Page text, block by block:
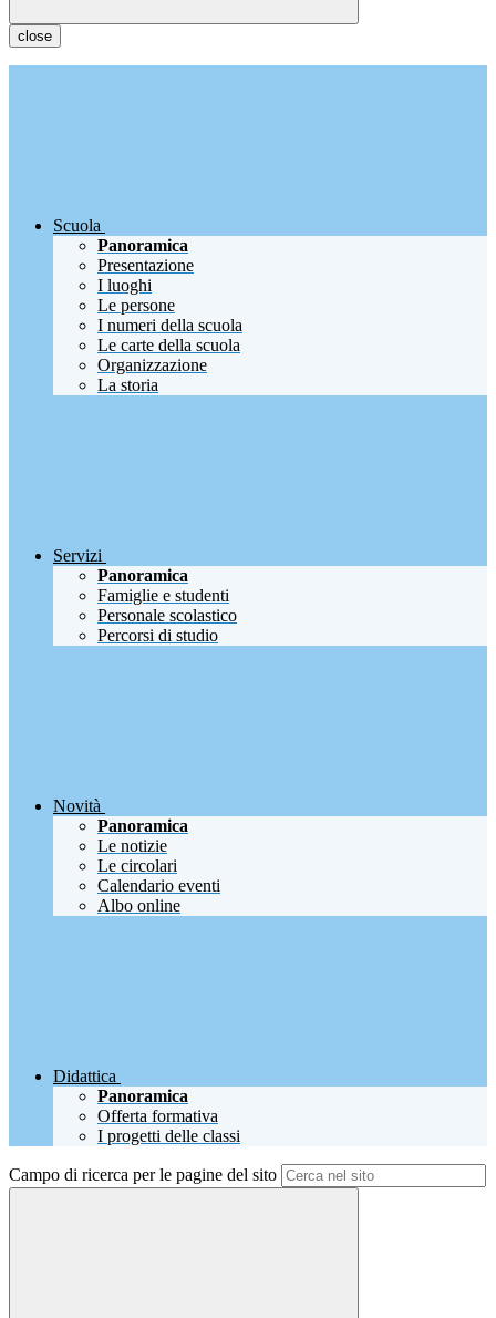
close
Scuola
Panoramica
Presentazione
I luoghi
Le persone
I numeri della scuola
Le carte della scuola
Organizzazione
La storia
Servizi
Panoramica
Famiglie e studenti
Personale scolastico
Percorsi di studio
Novità
Panoramica
Le notizie
Le circolari
Calendario eventi
Albo online
Didattica
Panoramica
Offerta formativa
I progetti delle classi
Campo di ricerca per le pagine del sito